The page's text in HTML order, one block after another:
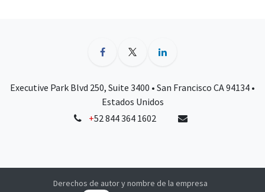
Executive Park Blvd 250, Suite 3400 • San Francisco CA 94134 •
Estados Unidos
+52 844 364 1602
Derechos de autor y nombre de la empresa